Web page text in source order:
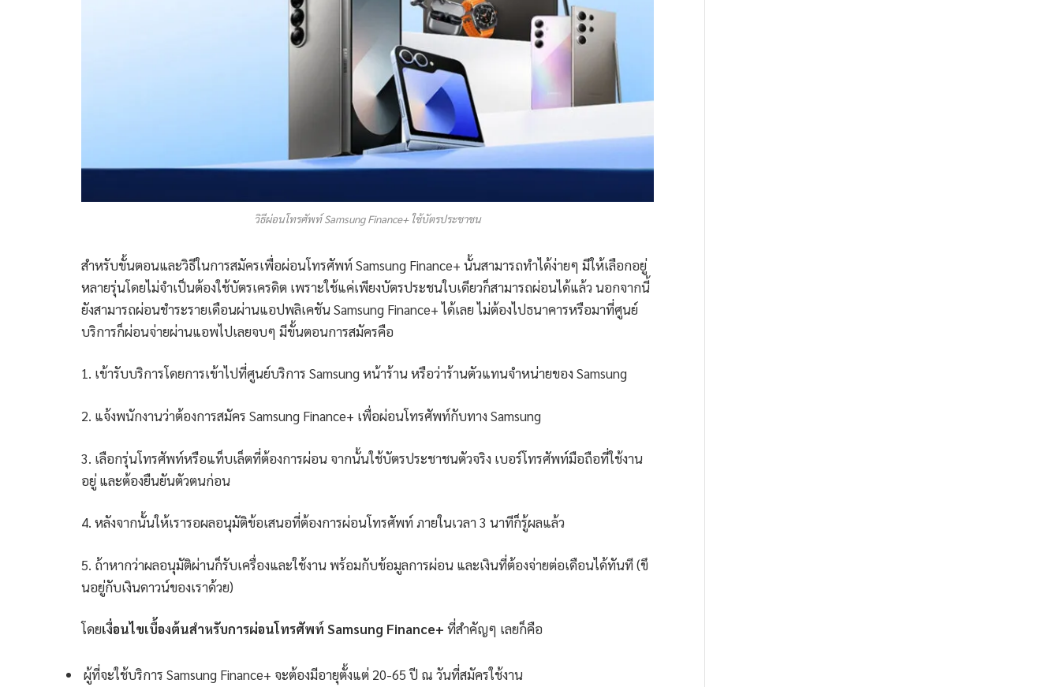
วิธีผ่อนโทรศัพท์ Samsung Finance+ ใช้บัตรประชาชน
สำหรับขั้นตอนและวิธีในการสมัครเพื่อผ่อนโทรศัพท์ Samsung Finance+ นั้นสามารถทำได้ง่ายๆ มีให้เลือกอยู่
หลายรุ่นโดยไม่จำเป็นต้องใช้บัตรเครดิต เพราะใช้แค่เพียงบัตรประชนใบเดียวก็สามารถผ่อนได้แล้ว นอกจากนี้
ยังสามารถผ่อนชำระรายเดือนผ่านแอปพลิเคชัน Samsung Finance+ ได้เลย ไม่ต้องไปธนาคารหรือมาที่ศูนย์
บริการก็ผ่อนจ่ายผ่านแอพไปเลยจบๆ มีขั้นตอนการสมัครคือ
1. เข้ารับบริการโดยการเข้าไปที่ศูนย์บริการ Samsung หน้าร้าน หรือว่าร้านตัวแทนจำหน่ายของ Samsung
2. แจ้งพนักงานว่าต้องการสมัคร Samsung Finance+ เพื่อผ่อนโทรศัพท์กับทาง Samsung
3. เลือกรุ่นโทรศัพท์หรือแท็บเล็ตที่ต้องการผ่อน จากนั้นใช้บัตรประชาชนตัวจริง เบอร์โทรศัพท์มือถือที่ใช้งาน
อยู่ และต้องยืนยันตัวตนก่อน
4. หลังจากนั้นให้เรารอผลอนุมัติข้อเสนอที่ต้องการผ่อนโทรศัพท์ ภายในเวลา 3 นาทีก็รู้ผลแล้ว
5. ถ้าหากว่าผลอนุมัติผ่านก็รับเครื่องและใช้งาน พร้อมกับข้อมูลการผ่อน และเงินที่ต้องจ่ายต่อเดือนได้ทันที (ขึ
นอยู่กับเงินดาวน์ของเราด้วย)
โดยเงื่อนไขเบื้องต้นสำหรับการผ่อนโทรศัพท์ Samsung Finance+ ที่สำคัญๆ เลยก็คือ
ผู้ที่จะใช้บริการ Samsung Finance+ จะต้องมีอายุตั้งแต่ 20-65 ปี ณ วันที่สมัครใช้งาน